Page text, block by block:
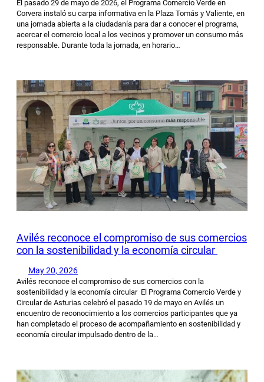
El pasado 29 de mayo de 2026, el Programa Comercio Verde en
Corvera instaló su carpa informativa en la Plaza Tomás y Valiente, en
una jornada abierta a la ciudadanía para dar a conocer el programa,
acercar el comercio local a los vecinos y promover un consumo más
responsable. Durante toda la jornada, en horario…
Avilés reconoce el compromiso de sus comercios
con la sostenibilidad y la economía circular
May 20, 2026
Avilés reconoce el compromiso de sus comercios con la
sostenibilidad y la economía circular El Programa Comercio Verde y
Circular de Asturias celebró el pasado 19 de mayo en Avilés un
encuentro de reconocimiento a los comercios participantes que ya
han completado el proceso de acompañamiento en sostenibilidad y
economía circular impulsado dentro de la…